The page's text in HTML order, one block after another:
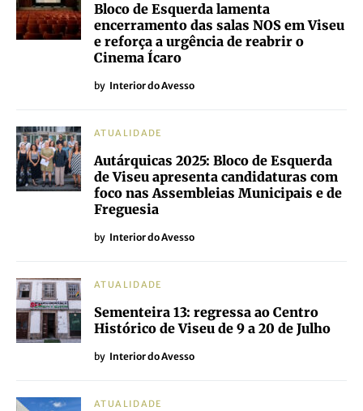
Bloco de Esquerda lamenta
encerramento das salas NOS em Viseu
e reforça a urgência de reabrir o
Cinema Ícaro
by Interior do Avesso
ATUALIDADE
Autárquicas 2025: Bloco de Esquerda
de Viseu apresenta candidaturas com
foco nas Assembleias Municipais e de
Freguesia
by Interior do Avesso
ATUALIDADE
Sementeira 13: regressa ao Centro
Histórico de Viseu de 9 a 20 de Julho
by Interior do Avesso
ATUALIDADE